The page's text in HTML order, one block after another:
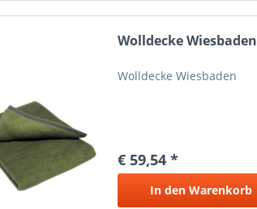
Wolldecke Wiesbaden
Wolldecke Wiesbaden
€ 59,54 *
In den Warenkorb